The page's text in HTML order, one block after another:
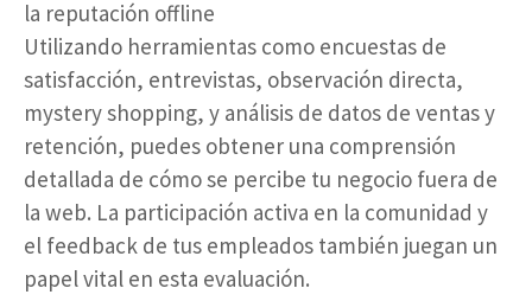
Utilizando herramientas como encuestas de
satisfacción, entrevistas, observación directa,
mystery shopping, y análisis de datos de ventas y
retención, puedes obtener una comprensión
detallada de cómo se percibe tu negocio fuera de
la web. La participación activa en la comunidad y
el feedback de tus empleados también juegan un
papel vital en esta evaluación.